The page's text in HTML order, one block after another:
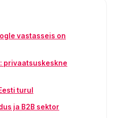
vastasseis on
privaatsuskeskne
turul
ja B2B sektor